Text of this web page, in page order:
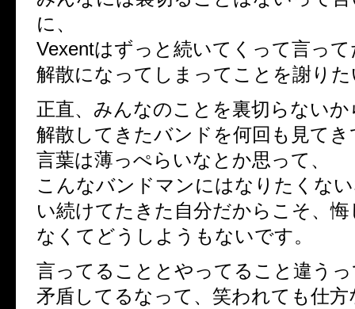
に、
Vexentはずっと続いてくって言っ
解散になってしまってことを謝り
正直、みんなのことを裏切らない
解散してきたバンドを何回も見て
言葉は薄っぺらいなとか思って、
こんなバンドマンにはなりたくな
い続けてたきた自分だからこそ、
なくてどうしようもないです。
言ってることとやってること違う
矛盾してるなって、笑われても仕